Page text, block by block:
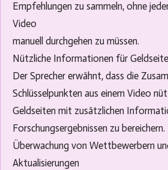
Empfehlungen zu sammeln, ohne
Video
manuell durchgehen zu müssen.
Nützliche Informationen für
Der Sprecher erwähnt, dass die
Schlüsselpunkten aus einem Video
Geldseiten mit zusätzlichen
Forschungsergebnissen zu bereichern.
Überwachung von Wettbewerbern
Aktualisierungen